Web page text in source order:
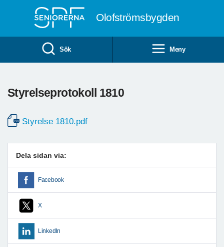
Olofströmsbygden
Sök Meny
Styrelseprotokoll 1810
Styrelse 1810.pdf
Dela sidan via:
Facebook
X
LinkedIn